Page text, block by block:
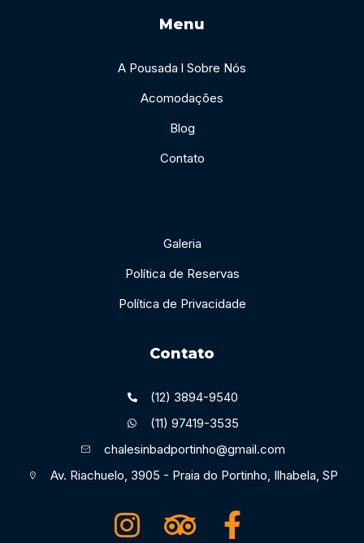
Menu
A Pousada l Sobre Nós
Acomodações
Blog
Contato
Galeria
Política de Reservas
Política de Privacidade
Contato
(12) 3894-9540
(11) 97419-3535
chalesinbadportinho@gmail.com
Av. Riachuelo, 3905 - Praia do Portinho, Ilhabela, SP